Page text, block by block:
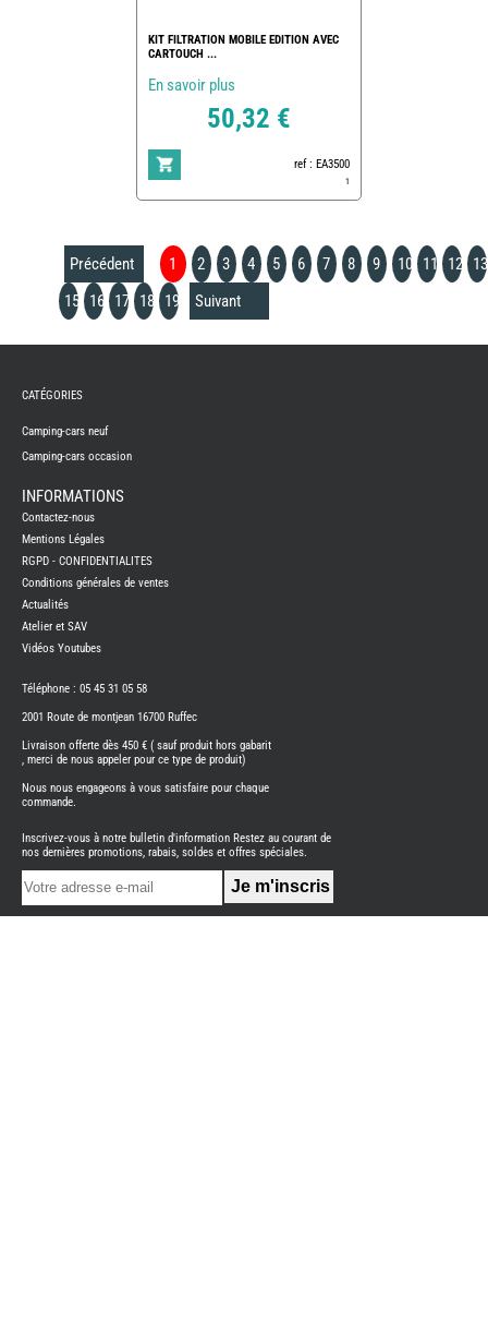
KIT FILTRATION MOBILE EDITION AVEC
CARTOUCH ...
En savoir plus
50,32 €
ref : EA3500
1
Précédent 1 2 3 4 5 6 7 8 9 10 11 12
13
15
16 17 18 19 Suivant
CAMPING-
NEUFS
CAMPING-
CAMPING-
BENIMAR
CAMPING-
CARADO
CAMPING-
ITINEO
CAMPING-
OCCASION
CARADO
NEUFS
FOURGON
BENIMAR
FOURGON
CATÉGORIES
Camping-cars neuf
Camping-cars occasion
INFORMATIONS
Contactez-nous
Mentions Légales
RGPD - CONFIDENTIALITES
Conditions générales de ventes
Actualités
Atelier et SAV
Vidéos Youtubes
Téléphone : 05 45 31 05 58
2001 Route de montjean 16700 Ruffec
Livraison offerte dès 450 € ( sauf produit hors gabarit
, merci de nous appeler pour ce type de produit)
Nous nous engageons à vous satisfaire pour chaque
commande.
Inscrivez-vous à notre bulletin d'information Restez au courant de
nos dernières promotions, rabais, soldes et offres spéciales.